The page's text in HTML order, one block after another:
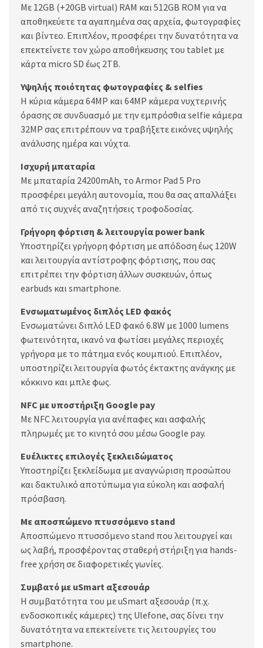
Με 12GB (+20GB virtual) RAM και 512GB ROM για να
αποθηκεύετε τα αγαπημένα σας αρχεία, φωτογραφίες
και βίντεο. Επιπλέον, προσφέρει την δυνατότητα να
επεκτείνετε τον χώρο αποθήκευσης του tablet με
κάρτα micro SD έως 2TB.
Υψηλής ποιότητας φωτογραφίες & selfies
Η κύρια κάμερα 64MP και 64MP κάμερα νυχτερινής
όρασης σε συνδυασμό με την εμπρόσθια selfie κάμερα
32MP σας επιτρέπουν να τραβήξετε εικόνες υψηλής
ανάλυσης ημέρα και νύχτα.
Ισχυρή μπαταρία
Με μπαταρία 24200mAh, το Armor Pad 5 Pro
προσφέρει μεγάλη αυτονομία, που θα σας απαλλάξει
από τις συχνές αναζητήσεις τροφοδοσίας.
Γρήγορη φόρτιση & λειτουργία power bank
Υποστηρίζει γρήγορη φόρτιση με απόδοση έως 120W
και λειτουργία αντίστροφης φόρτισης, που σας
επιτρέπει την φόρτιση άλλων συσκευών, όπως
earbuds και smartphone.
Ενσωματωμένος διπλός LED φακός
Ενσωματώνει διπλό LED φακό 6.8W με 1000 lumens
φωτεινότητα, ικανό να φωτίσει μεγάλες περιοχές
γρήγορα με το πάτημα ενός κουμπιού. Επιπλέον,
υποστηρίζει λειτουργία φωτός έκτακτης ανάγκης με
κόκκινο και μπλε φως.
NFC με υποστήριξη Google pay
Με NFC λειτουργία για ανέπαφες και ασφαλής
πληρωμές με το κινητό σου μέσω Google pay.
Ευέλικτες επιλογές ξεκλειδώματος
Υποστηρίζει ξεκλείδωμα με αναγνώριση προσώπου
και δακτυλικό αποτύπωμα για εύκολη και ασφαλή
πρόσβαση.
Με αποσπώμενο πτυσσόμενο stand
Αποσπώμενο πτυσσόμενο stand που λειτουργεί και
ως λαβή, προσφέροντας σταθερή στήριξη για hands-
free χρήση σε διαφορετικές γωνίες.
Συμβατό με uSmart αξεσουάρ
Η συμβατότητα του με uSmart αξεσουάρ (π.χ.
ενδοσκοπικές κάμερες) της Ulefone, σας δίνει την
δυνατότητα να επεκτείνετε τις λειτουργίες του
smartphone.